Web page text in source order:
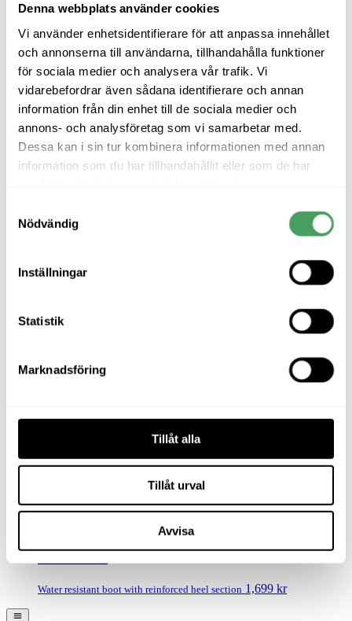
Denna webbplats använder cookies
Vi använder enhetsidentifierare för att anpassa innehållet
och annonserna till användarna, tillhandahålla funktioner
för sociala medier och analysera vår trafik. Vi
vidarebefordrar även sådana identifierare och annan
information från din enhet till de sociala medier och
annons- och analysföretag som vi samarbetar med.
Dessa kan i sin tur kombinera informationen med annan
information som du har tillhandahållit eller som de har
Nödvändig
Inställningar
Statistik
Marknadsföring
Tillåt alla
Tillåt urval
Avvisa
Populära produkter
Åreskutan
Water resistant Chelsea boot with elastic sides 1,699kr
Graninge Wax
Graninge Bred Unlined
1,999
Graninge Bred Lined
Graninge Brush
Easy-to-grip polishing brush for all types of leather
price was: 139 kr.99krCurrent price is: 99 kr.
Offerdal
Water resistant boot with reinforced heel section 1,699 kr